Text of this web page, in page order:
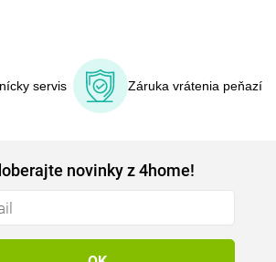
servis Záruka vrátenia peňazí
novinky z 4home!